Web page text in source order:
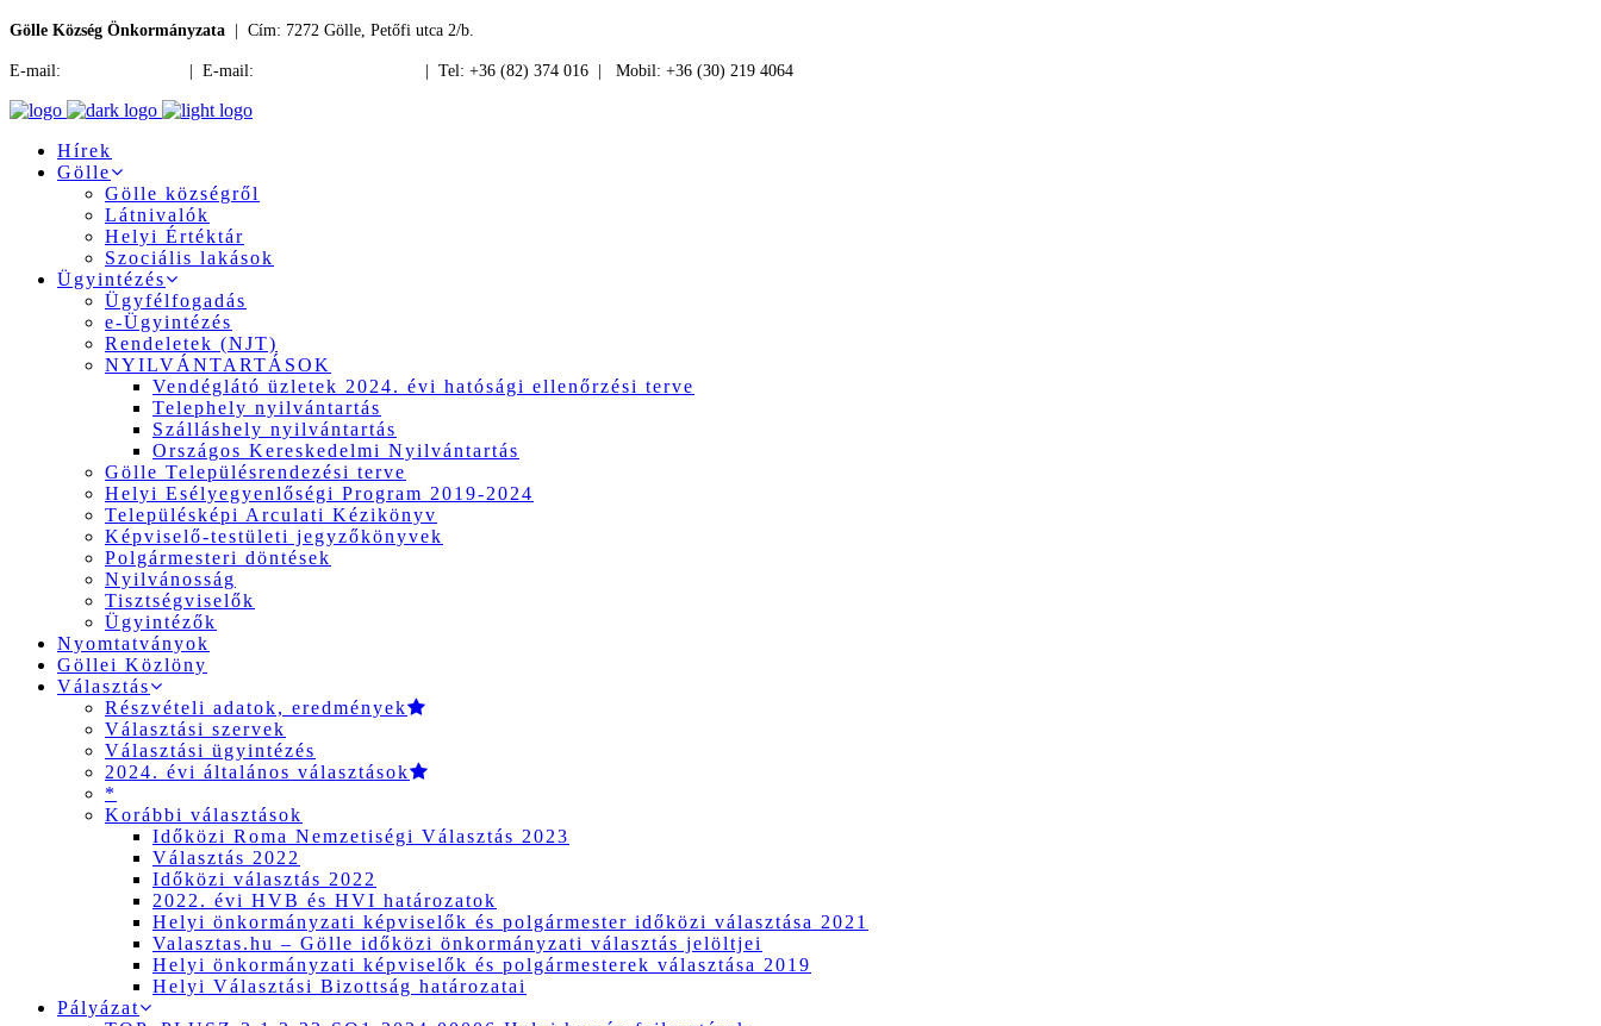
Gölle Község Önkormányzata | Cím: 7272 Gölle, Petőfi utca 2/b.
E-mail: | E-mail: | Tel: +36 (82) 374 016 | Mobil: +36 (30) 219 4064
Hírek
Gölle
Gölle községről
Látnivalók
Helyi Értéktár
Szociális lakások
Ügyintézés
Ügyfélfogadás
e-Ügyintézés
Rendeletek (NJT)
NYILVÁNTARTÁSOK
Vendéglátó üzletek 2024. évi hatósági ellenőrzési terve
Telephely nyilvántartás
Szálláshely nyilvántartás
Országos Kereskedelmi Nyilvántartás
Gölle Településrendezési terve
Helyi Esélyegyenlőségi Program 2019-2024
Településképi Arculati Kézikönyv
Képviselő-testületi jegyzőkönyvek
Polgármesteri döntések
Nyilvánosság
Tisztségviselők
Ügyintézők
Nyomtatványok
Göllei Közlöny
Választás
Részvételi adatok, eredmények
Választási szervek
Választási ügyintézés
2024. évi általános választások
*
Korábbi választások
Időközi Roma Nemzetiségi Választás 2023
Választás 2022
Időközi választás 2022
2022. évi HVB és HVI határozatok
Helyi önkormányzati képviselők és polgármester időközi választása 2021
Valasztas.hu – Gölle időközi önkormányzati választás jelöltjei
Helyi önkormányzati képviselők és polgármesterek választása 2019
Helyi Választási Bizottság határozatai
Pályázat